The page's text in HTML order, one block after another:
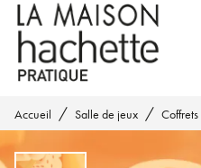
MENU RECHERCHE
PIED DE PAGE
Accueil / Salle de jeux /